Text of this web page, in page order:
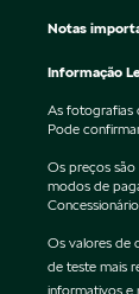
Notas
Informação
As fotografias
Pode
Os preços
modos de
Concessionário.
Os valores de
de teste mais
informativos e